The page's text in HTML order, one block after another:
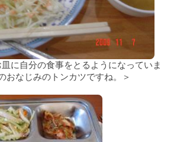
皿に自分の食事をとるようになっていま
おなじみのトンカツですね。＞